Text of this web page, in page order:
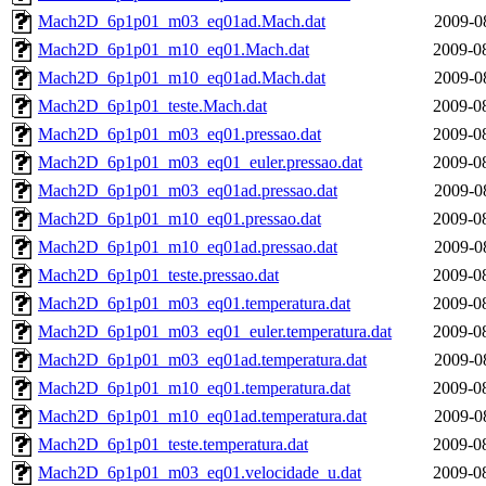
Mach2D_6p1p01_m03_eq01ad.Mach.dat
2009-
Mach2D_6p1p01_m10_eq01.Mach.dat
2009-
Mach2D_6p1p01_m10_eq01ad.Mach.dat
2009-
Mach2D_6p1p01_teste.Mach.dat
2009-
Mach2D_6p1p01_m03_eq01.pressao.dat
2009-
Mach2D_6p1p01_m03_eq01_euler.pressao.dat
2009-
Mach2D_6p1p01_m03_eq01ad.pressao.dat
2009-
Mach2D_6p1p01_m10_eq01.pressao.dat
2009-
Mach2D_6p1p01_m10_eq01ad.pressao.dat
2009-
Mach2D_6p1p01_teste.pressao.dat
2009-
Mach2D_6p1p01_m03_eq01.temperatura.dat
2009-
Mach2D_6p1p01_m03_eq01_euler.temperatura.dat
2009-
Mach2D_6p1p01_m03_eq01ad.temperatura.dat
2009-
Mach2D_6p1p01_m10_eq01.temperatura.dat
2009-
Mach2D_6p1p01_m10_eq01ad.temperatura.dat
2009-
Mach2D_6p1p01_teste.temperatura.dat
2009-
Mach2D_6p1p01_m03_eq01.velocidade_u.dat
2009-